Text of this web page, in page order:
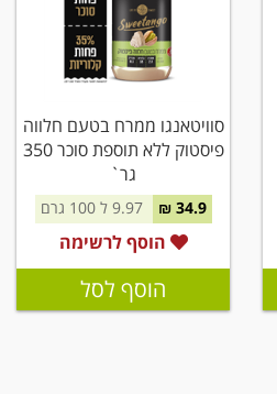
סוויטאנגו ממרח בטעם חלווה
פיסטוק ללא תוספת סוכר 350
גר`
34.9 ₪ 9.97 ל 100 גרם
הוסף לרשימה
הוסף לסל